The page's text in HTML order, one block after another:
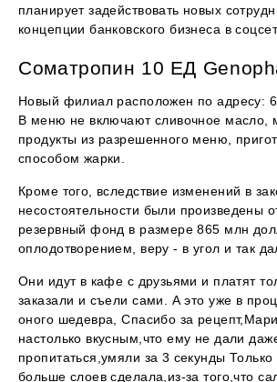
планирует задействовать новых
концепции банковского бизнеса в
Соматропин 10 ЕД
Новый филиал расположен по адресу:
В меню не включают сливочное масло,
продукты из разрешенного меню,
способом жарки.
Кроме того, вследствие изменений в
несостоятельности были произведены
резервный фонд в размере 865 млн
оплодотворением, веру - в угол и так
Они идут в кафе с друзьями и платят
заказали и съели сами. А это уже в
оного шедевра, Спасибо за
настолько вкусным,что ему не дали
пропитаться,умяли за 3 секунды
больше слоев сделала,из-за того,что